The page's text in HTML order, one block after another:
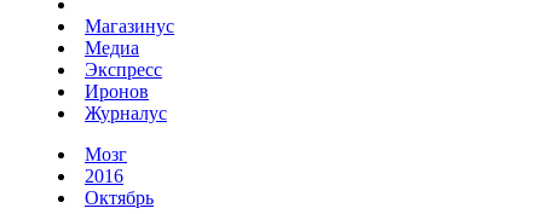
Магазинус
Медиа
Экспресс
Иронов
Журналус
Мозг
2016
Октябрь